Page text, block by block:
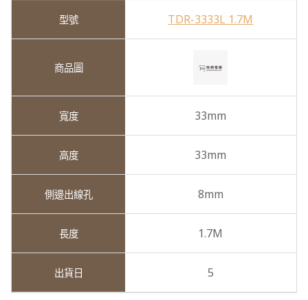
TDR-3333L 1.7M
33mm
33mm
8mm
1.7M
5